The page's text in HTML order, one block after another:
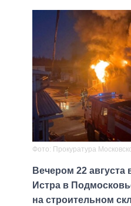
Фото: Прокуратура
Вечером 22 августа
Истра в
на строительном